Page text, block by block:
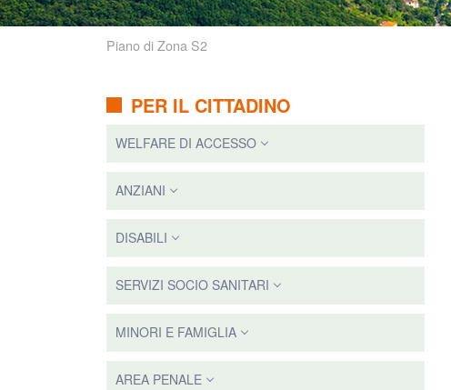
Piano di Zona S2
PER IL CITTADINO
WELFARE DI ACCESSO
ANZIANI
DISABILI
SERVIZI SOCIO SANITARI
MINORI E FAMIGLIA
AREA PENALE